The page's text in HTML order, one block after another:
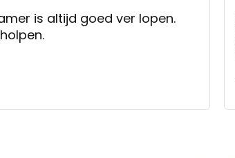
is altijd goed ver lopen.